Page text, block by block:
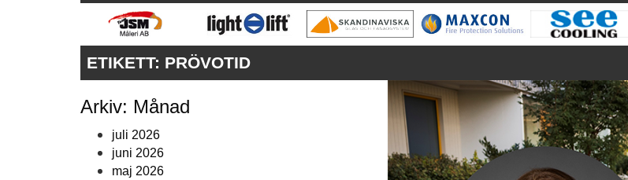
ETIKETT: PRÖVOTID
Arkiv: Månad
juli 2026
juni 2026
maj 2026